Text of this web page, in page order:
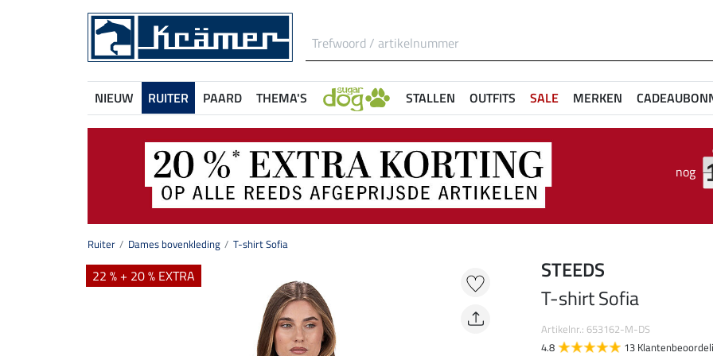
NIEUW RUITER PAARD THEMA'S STALLEN OUTFITS SALE MERKEN
nog
Ruiter Dames bovenkleding T-shirt Sofia
22 % + 20 % EXTRA
STEEDS
T-shirt Sofia
Artikelnr.: 653162-M-DS
4.8
13